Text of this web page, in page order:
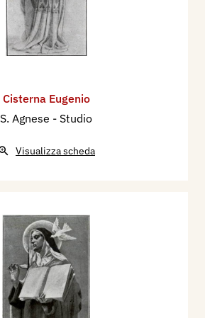
Cisterna Eugenio
S. Agnese - Studio
Visualizza scheda